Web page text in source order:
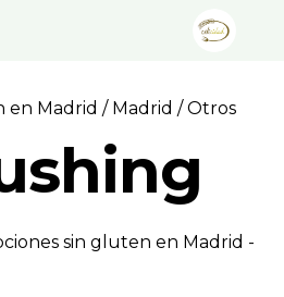
en Madrid / Madrid / Otros
sin gluten en Madrid -